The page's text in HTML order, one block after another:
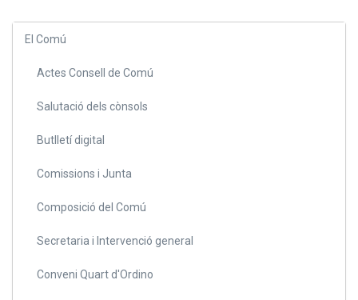
El Comú
Actes Consell de Comú
Salutació dels cònsols
Butlletí digital
Comissions i Junta
Composició del Comú
Secretaria i Intervenció general
Conveni Quart d'Ordino